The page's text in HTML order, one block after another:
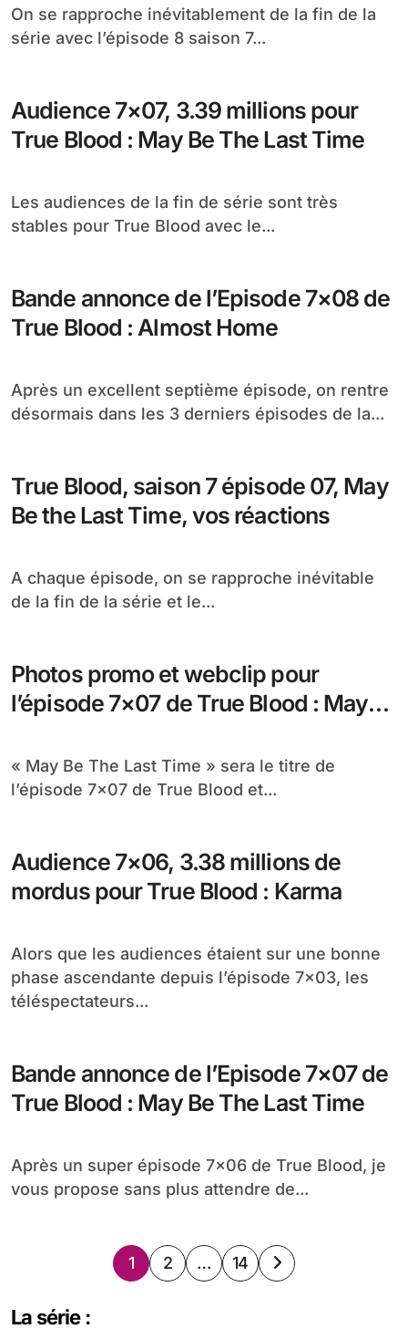
On se rapproche inévitablement de la fin de la
série avec l’épisode 8 saison 7...
Audience 7×07, 3.39 millions pour
True Blood : May Be The Last Time
Les audiences de la fin de série sont très
stables pour True Blood avec le...
Bande annonce de l’Episode 7×08 de
True Blood : Almost Home
Après un excellent septième épisode, on rentre
désormais dans les 3 derniers épisodes de la...
True Blood, saison 7 épisode 07, May
Be the Last Time, vos réactions
A chaque épisode, on se rapproche inévitable
de la fin de la série et le...
Photos promo et webclip pour
l’épisode 7×07 de True Blood : May
« May Be The Last Time » sera le titre de
l’épisode 7×07 de True Blood et...
Audience 7×06, 3.38 millions de
mordus pour True Blood : Karma
Alors que les audiences étaient sur une bonne
phase ascendante depuis l’épisode 7×03, les
téléspectateurs...
Bande annonce de l’Episode 7×07 de
True Blood : May Be The Last Time
Après un super épisode 7×06 de True Blood, je
vous propose sans plus attendre de...
Pagination
1 2 … 14
La série :